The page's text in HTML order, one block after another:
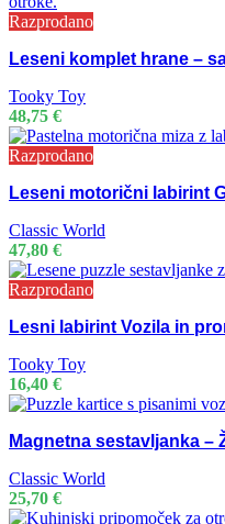
Razprodano
Leseni komplet hrane –
Tooky Toy
48,75 €
Razprodano
Leseni motorični labirint
Classic World
47,80 €
Razprodano
Lesni labirint Vozila in
Tooky Toy
16,40 €
Magnetna sestavljanka –
Classic World
25,70 €